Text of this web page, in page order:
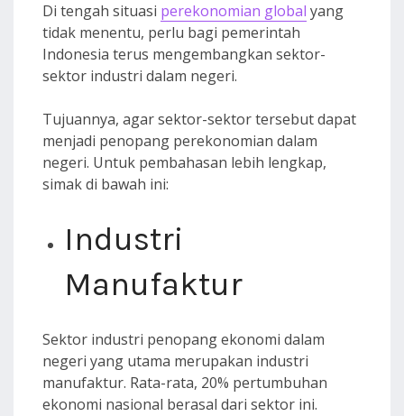
Di tengah situasi perekonomian global yang
tidak menentu, perlu bagi pemerintah
Indonesia terus mengembangkan sektor-
sektor industri dalam negeri.
Tujuannya, agar sektor-sektor tersebut dapat
menjadi penopang perekonomian dalam
negeri. Untuk pembahasan lebih lengkap,
simak di bawah ini:
Industri
Manufaktur
Sektor industri penopang ekonomi dalam
negeri yang utama merupakan industri
manufaktur. Rata-rata, 20% pertumbuhan
ekonomi nasional berasal dari sektor ini.